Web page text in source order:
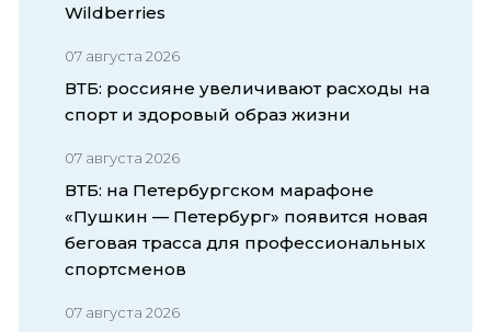
Wildberries
07 августа 2026
ВТБ: россияне увеличивают расходы на
спорт и здоровый образ жизни
07 августа 2026
ВТБ: на Петербургском марафоне
«Пушкин — Петербург» появится новая
беговая трасса для профессиональных
спортсменов
07 августа 2026